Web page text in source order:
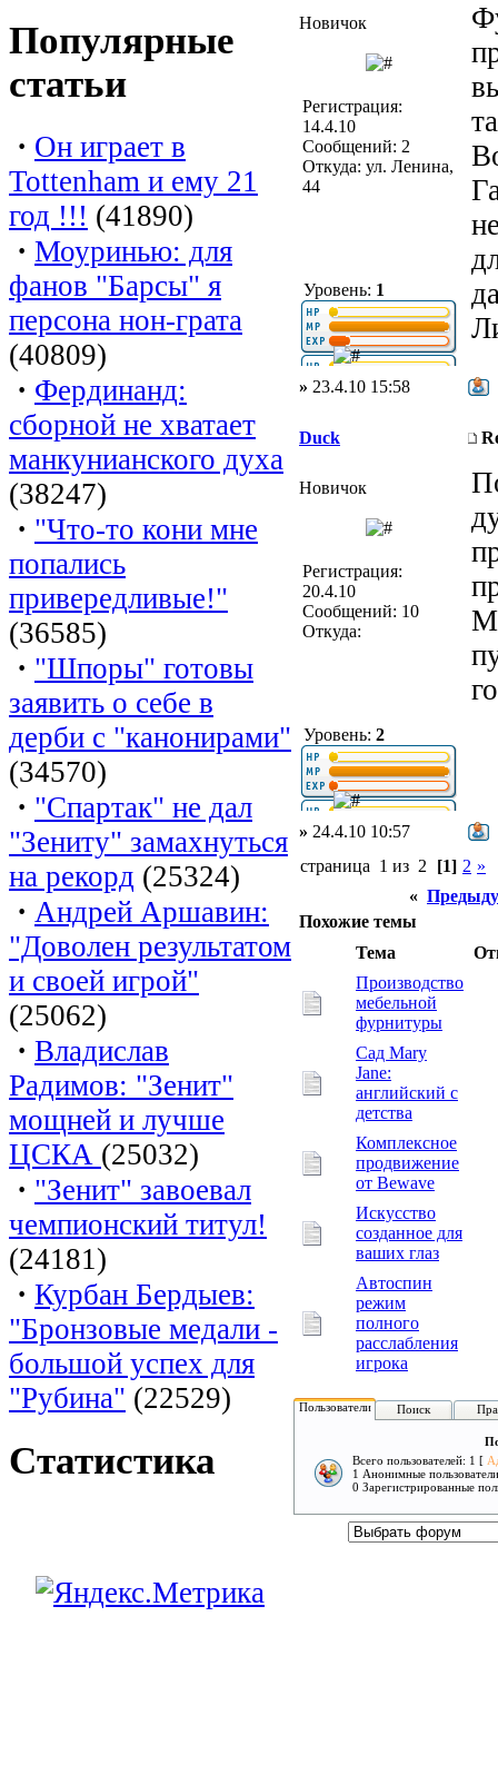
Популярные
статьи
· Он играет в
Tottenham и ему 21
год !!! (41890)
· Моуринью: для
фанов "Барсы" я
персона нон-грата
(40809)
· Фердинанд:
сборной не хватает
манкунианского духа
(38247)
· "Что-то кони мне
попались
привередливые!"
(36585)
· "Шпоры" готовы
заявить о себе в
дерби с "канонирами"
(34570)
· "Спартак" не дал
"Зениту" замахнуться
на рекорд (25324)
· Андрей Аршавин:
"Доволен результатом
и своей игрой"
(25062)
· Владислав
Радимов: "Зенит"
мощней и лучше
ЦСКА (25032)
· "Зенит" завоевал
чемпионский титул!
(24181)
· Курбан Бердыев:
"Бронзовые медали -
большой успех для
"Рубина" (22529)
Статистика
Новичок
Регистрация:
14.4.10
Сообщений: 2
Откуда: ул. Ленина,
44
Уровень: 1
» 23.4.10 15:58
Duck
Новичок
Регистрация:
20.4.10
Сообщений: 10
Откуда:
Уровень: 2
» 24.4.10 10:57
страница 1 из 2
[1] 2 »
«
Похожие темы
Тема
Производство
мебельной
фурнитуры
Сад Mary
Jane:
английский с
детства
Комплексное
продвижение
от Bewave
Искусство
созданное для
ваших глаз
Автоспин
режим
полного
расслабления
игрока
Пользователи Поиск
Всего пользователей: 1 [
1 Анонимные пользователи
0 Зарегистрированные